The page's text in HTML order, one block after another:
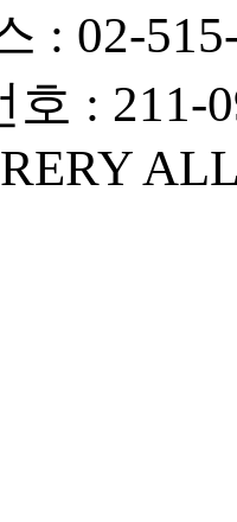
02-515-
호 :